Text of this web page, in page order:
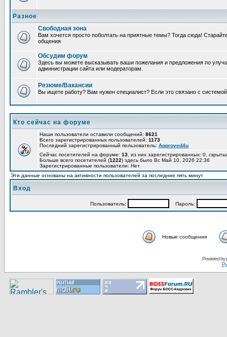
Разное
Свободная зона
Вам хочется просто поболтать на приятные темы? Тогда сюда!
общения
Обсудим форум
Здесь вы можете высказывать ваши пожелания и предложения по
администрации сайта или модераторам.
Резюме/Вакансии
Вы ищете работу? Вам нужен специалист? Если это связано с
Кто сейчас на форуме
Наши пользователи оставили сообщений: 8621
Всего зарегистрированных пользователей: 1173
Последний зарегистрированный пользователь: Approved4u
Сейчас посетителей на форуме: 13 , из них зарегистрированных: 0,
Больше всего посетителей (1222) здесь было Вс Май 10, 2026 22:36
Зарегистрированные пользователи: Нет
Эти данные основаны на активности пользователей за последние пять минут
Вход
Пользoватeль: Пaрoль:
Новые сообщения
Pоwerеd by